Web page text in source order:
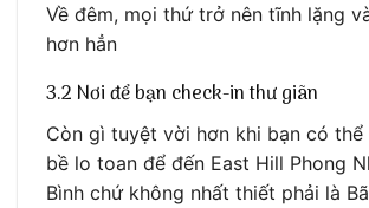
Về đêm, mọi thứ trở nên tĩnh lặng
hơn hẳn
3.2 Nơi để bạn check-in thư giãn
Còn gì tuyệt vời hơn khi bạn có
bề lo toan để đến East Hill Phong
Bình chứ không nhất thiết phải là